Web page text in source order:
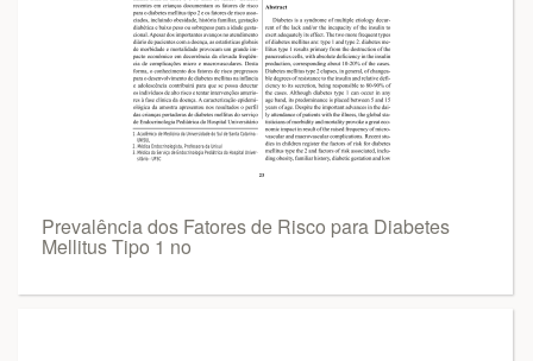
Prevalência dos Fatores de Risco para Diabetes
Mellitus Tipo 1 no